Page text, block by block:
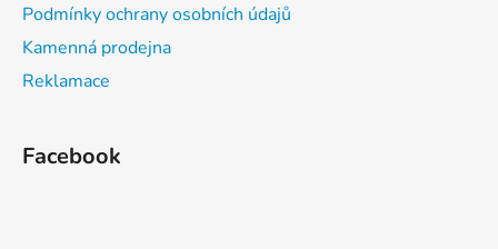
Podmínky ochrany osobních údajů
Kamenná prodejna
Reklamace
Facebook